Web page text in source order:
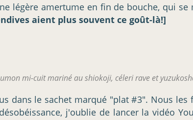
légère amertume en fin de bouche, qui
aient plus souvent ce goût-là!]
mi-cuit mariné au shiokoji, céleri rave et
dans le sachet marqué "plat #3". Nous
j'oublie de lancer la vidéo